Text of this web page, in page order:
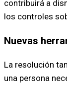
contribuirá a
los controles
Nuevas
La resolución
una persona